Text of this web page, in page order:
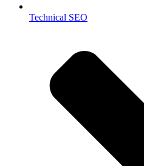
Technical SEO